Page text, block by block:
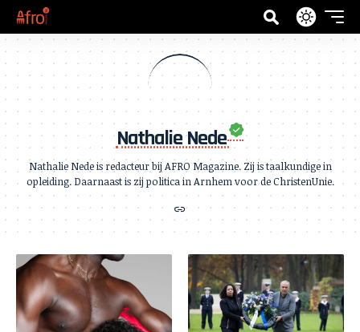
Nathalie Nede
Nathalie Nede is redacteur bij AFRO Magazine. Zij is taalkundige in
opleiding. Daarnaast is zij politica in Arnhem voor de ChristenUnie.